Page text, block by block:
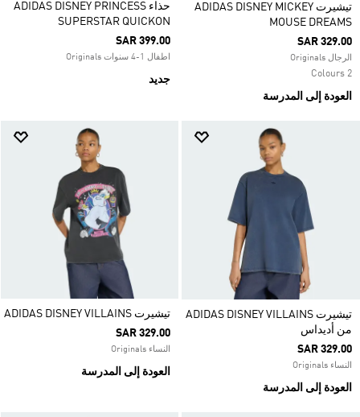
تيشيرت ADIDAS DISNEY MICKEY
MOUSE DREAMS
SAR 329.00
الرجال Originals
2 Colours
العودة إلى المدرسة
حذاء ADIDAS DISNEY PRINCESS
SUPERSTAR QUICKON
SAR 399.00
اطفال 1-4 سنوات Originals
جديد
تيشيرت ADIDAS DISNEY VILLAINS
من أديداس
SAR 329.00
النساء Originals
العودة إلى المدرسة
تيشيرت ADIDAS DISNEY VILLAINS
SAR 329.00
النساء Originals
العودة إلى المدرسة